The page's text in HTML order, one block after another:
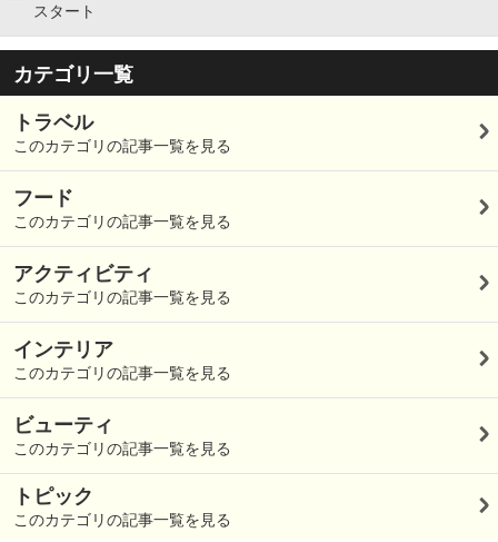
スタート
カテゴリ一覧
トラベル
このカテゴリの記事一覧を見る
フード
このカテゴリの記事一覧を見る
アクティビティ
このカテゴリの記事一覧を見る
インテリア
このカテゴリの記事一覧を見る
ビューティ
このカテゴリの記事一覧を見る
トピック
このカテゴリの記事一覧を見る